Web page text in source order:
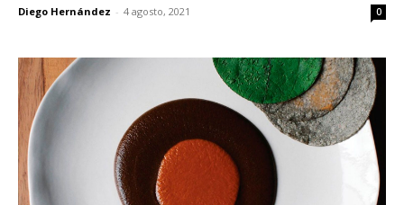
Diego Hernández - 4 agosto, 2021 0